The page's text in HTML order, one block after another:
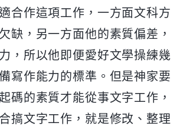
合作這項工作，一方面文科方
缺，另一方面他的素質偏差，
，所以他即便愛好文學操練幾
寫作能力的標準。但是神家要
碼的素質才能從事文字工作，
搞文字工作，就是修改、整理